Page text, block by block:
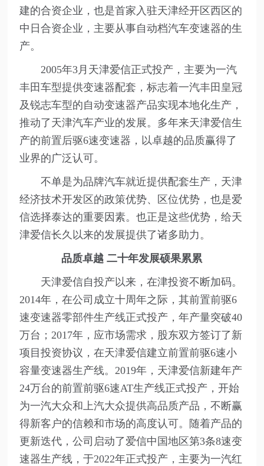
建的合资企业，也是首家入驻天津经开区西区的
中日合资企业，主要从事自动档汽车变速器的生
产。
2005年3月天津爱信正式投产，主要为一汽
丰田车型提供变速器配套，标志着一汽丰田皇冠
及锐志车型的自动变速器产品实现本地化生产，
推动了天津汽车产业的发展。多年来天津爱信生
产的前置后驱6速变速器，以卓越的品质赢得了
业界的广泛认可。
不单是为品牌汽车就近提供配套生产，天津
经济技术开发区的政策优势、区位优势，也是爱
信选择泰达的重要因素。也正是这些优势，给天
津爱信长久以来的发展提供了诸多助力。
品质卓越 二十年发展硕果累累
天津爱信自投产以来，在津投资不断加码。
2014年，在公司成立十周年之际，其前置前驱6
速变速器零部件生产线正式投产，年产量突破40
万台；2017年，应市场需求，股东双方签订了新
项目投资协议，在天津爱信建立前置前驱6速小
容量变速器生产线。2019年，天津爱信新建年产
24万台的前置前驱6速AT生产线正式投产，开始
为一汽大众和上汽大众提供高品质产品，不断赢
得新客户的信赖和市场的高度认可。随着产品的
更新迭代，公司启动了爱信中国地区第3条8速变
速器生产线，于2022年正式投产，主要为一汽红